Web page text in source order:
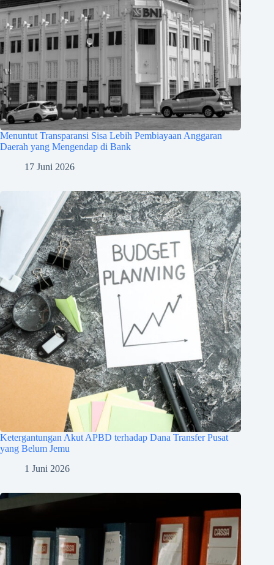
Menuntut Transparansi Sisa Lebih Pembiayaan Anggaran
Daerah yang Mengendap di Bank
17 Juni 2026
Ketergantungan Akut APBD terhadap Dana Transfer Pusat
yang Belum Jemu
1 Juni 2026